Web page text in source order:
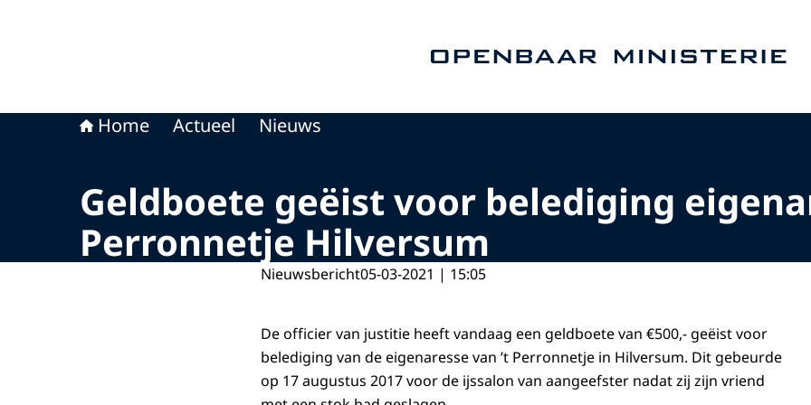
Home Actueel Nieuws
Geldboete geëist voor belediging
Perronnetje Hilversum
Nieuwsbericht05-03-2021 | 15:05
De officier van justitie heeft vandaag een geldboete van €500,- geëist voor
belediging van de eigenaresse van ’t Perronnetje in Hilversum. Dit gebeurde
op 17 augustus 2017 voor de ijssalon van aangeefster nadat zij zijn vriend